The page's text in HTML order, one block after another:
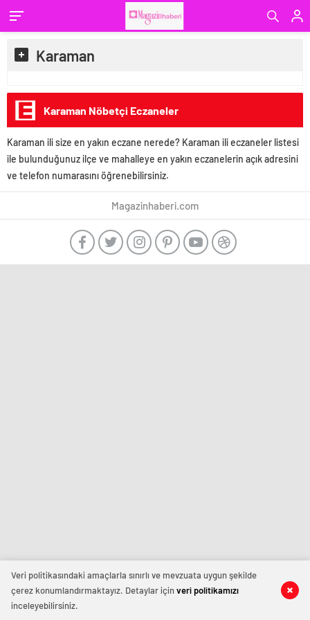
Karaman
Karaman Nöbetçi Eczaneler
Karaman ili size en yakın eczane nerede? Karaman ili eczaneler listesi
ile bulunduğunuz ilçe ve mahalleye en yakın eczanelerin açık adresini
ve telefon numarasını öğrenebilirsiniz.
Magazinhaberi.com
Veri politikasındaki amaçlarla sınırlı ve mevzuata uygun şekilde
çerez konumlandırmaktayız. Detaylar içinveri politikamızı
inceleyebilirsiniz.